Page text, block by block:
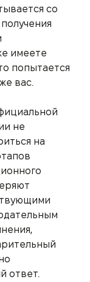
со
имеете
попытается
вас.
не
на
ответ.